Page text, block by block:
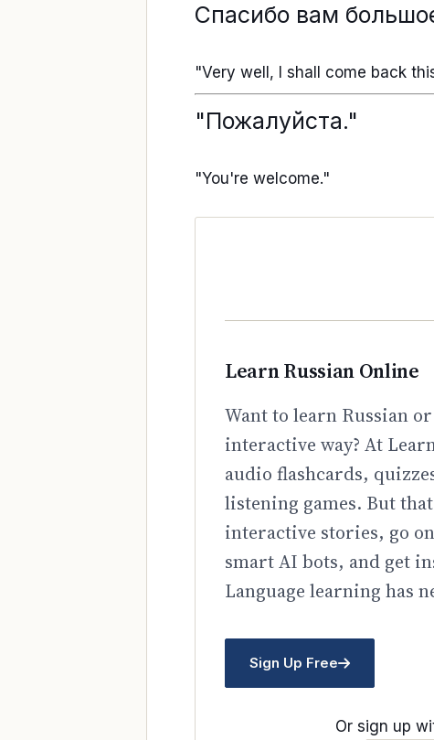
Спасибо вам
"Very well, I shall come back
"Пожалуйста."
"You're welcome."
Learn Russian Online
Want to learn Russian
interactive way? At
audio flashcards,
listening games. But
interactive stories, go
smart AI bots, and get
Language learning has
Sign Up Free
Or sign up